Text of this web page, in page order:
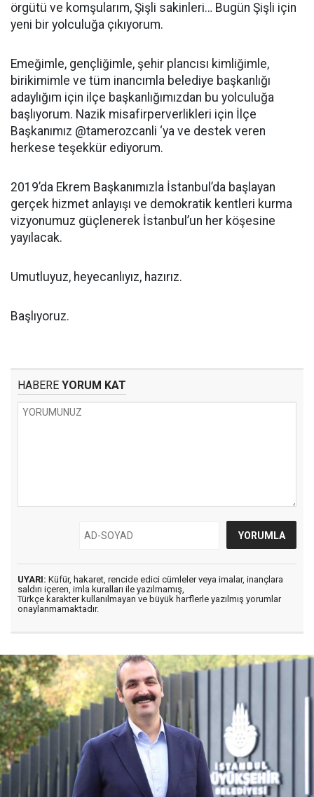
örgütü ve komşularım, Şişli sakinleri… Bugün Şişli için
yeni bir yolculuğa çıkıyorum.
Emeğimle, gençliğimle, şehir plancısı kimliğimle,
birikimimle ve tüm inancımla belediye başkanlığı
adaylığım için ilçe başkanlığımızdan bu yolculuğa
başlıyorum. Nazik misafirperverlikleri için İlçe
Başkanımız @tamerozcanli ‘ya ve destek veren
herkese teşekkür ediyorum.
2019’da Ekrem Başkanımızla İstanbul’da başlayan
gerçek hizmet anlayışı ve demokratik kentleri kurma
vizyonumuz güçlenerek İstanbul’un her köşesine
yayılacak.
Umutluyuz, heyecanlıyız, hazırız.
Başlıyoruz.
HABERE YORUM KAT
UYARI: Küfür, hakaret, rencide edici cümleler veya imalar, inançlara
saldırı içeren, imla kuralları ile yazılmamış,
Türkçe karakter kullanılmayan ve büyük harflerle yazılmış yorumlar
onaylanmamaktadır.